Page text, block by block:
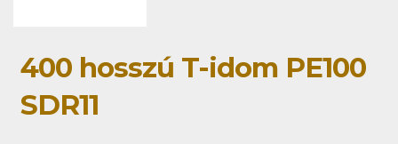
400 hosszú T-idom PE100
SDR11